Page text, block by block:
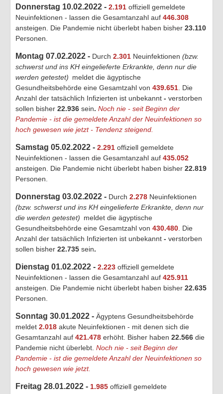
Donnerstag 10.02.2022 - 2.191 offiziell gemeldete
Neuinfektionen - lassen die Gesamtanzahl auf 446.308
ansteigen. Die Pandemie nicht überlebt haben bisher 23.110
Personen.
Montag 07.02.2022 - Durch 2.301 Neuinfektionen (bzw.
schwerst und ins KH eingelieferte Erkrankte, denn nur die
werden getestet) meldet die ägyptische
Gesundheitsbehörde eine Gesamtzahl von 439.651 . Die
Anzahl der tatsächlich Infizierten ist unbekannt - verstorben
sollen bisher 22.936 sein. Noch nie - seit Beginn der
Pandemie - ist die gemeldete Anzahl der Neuinfektionen so
hoch gewesen wie jetzt - Tendenz steigend.
Samstag 05.02.2022 - 2.291 offiziell gemeldete
Neuinfektionen - lassen die Gesamtanzahl auf 435.052
ansteigen. Die Pandemie nicht überlebt haben bisher 22.819
Personen.
Donnerstag 03.02.2022 - Durch 2.278 Neuinfektionen
(bzw. schwerst und ins KH eingelieferte Erkrankte, denn nur
die werden getestet) meldet die ägyptische
Gesundheitsbehörde eine Gesamtzahl von 430.480 . Die
Anzahl der tatsächlich Infizierten ist unbekannt - verstorben
sollen bisher 22.735 sein.
Dienstag 01.02.2022 - 2.223 offiziell gemeldete
Neuinfektionen - lassen die Gesamtanzahl auf 425.911
ansteigen. Die Pandemie nicht überlebt haben bisher 22.635
Personen.
Sonntag 30.01.2022 - Ägyptens Gesundheitsbehörde
meldet 2.018 akute Neuinfektionen - mit denen sich die
Gesamtanzahl auf 421.478 erhöht. Bisher haben 22.566 die
Pandemie nicht überlebt. Noch nie - seit Beginn der
Pandemie - ist die gemeldete Anzahl der Neuinfektionen so
hoch gewesen wie jetzt.
Freitag 28.01.2022 - 1.985 offiziell gemeldete